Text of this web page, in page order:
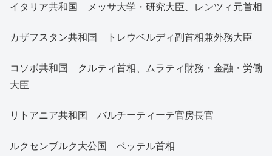
イタリア共和国 メッサ大学・研究大臣、レンツィ元首相
カザフスタン共和国 トレウベルディ副首相兼外務大臣
コソボ共和国 クルティ首相、ムラティ財務・金融・労働
大臣
リトアニア共和国 バルチーティーテ官房長官
ルクセンブルク大公国 ベッテル首相